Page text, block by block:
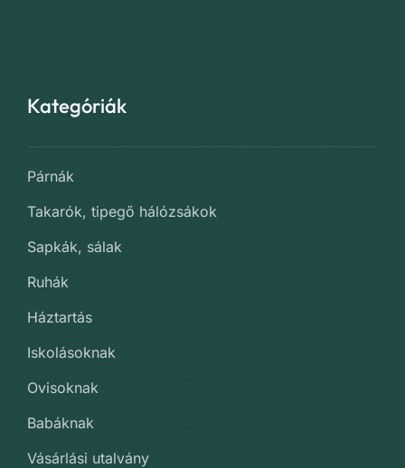
Kategóriák
Párnák
Takarók, tipegő hálózsákok
Sapkák, sálak
Ruhák
Háztartás
Iskolásoknak
Ovisoknak
Babáknak
Vásárlási utalvány